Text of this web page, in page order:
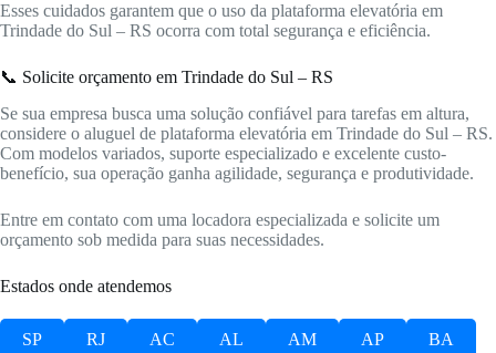
Esses cuidados garantem que o uso da plataforma elevatória em
Trindade do Sul – RS ocorra com total segurança e eficiência.
📞 Solicite orçamento em Trindade do Sul – RS
Se sua empresa busca uma solução confiável para tarefas em altura,
considere o aluguel de plataforma elevatória em Trindade do Sul – RS.
Com modelos variados, suporte especializado e excelente custo-
benefício, sua operação ganha agilidade, segurança e produtividade.
Entre em contato com uma locadora especializada e solicite um
orçamento sob medida para suas necessidades.
Estados onde atendemos
SP RJ AC AL AM AP BA